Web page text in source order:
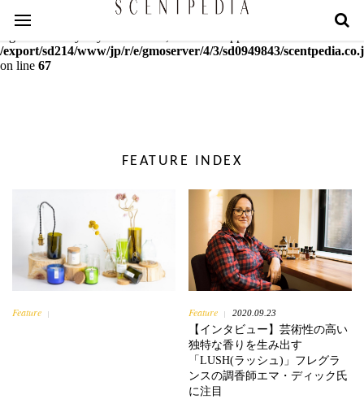
Warning
: mcrypt_decrypt(): Key of size 18 not supported by this
/export/sd214/www/jp/r/e/gmoserver/4/3/sd0949843/
on line 67
FEATURE INDEX
Feature Feature 2020.09.23
【インタビュー】芸術性の高い
独特な香りを生み出す
「LUSH(ラッシュ)」フレグラ
ンスの調香師エマ・ディック氏
に注目